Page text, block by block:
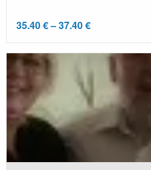
35.40 € – 37.40 €